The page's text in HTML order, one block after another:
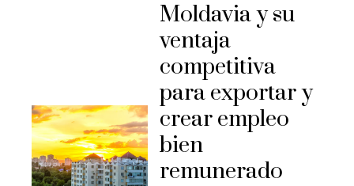
Moldavia y su
ventaja
competitiva
para exportar y
crear empleo
bien
remunerado